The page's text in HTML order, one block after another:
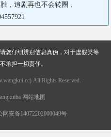
，追剧再也不会转圈，
您仔细辨别信息真伪，对于虚假类等
承担一切责任。
All Rights Reserved.
网站地图
网安备14072202000049号